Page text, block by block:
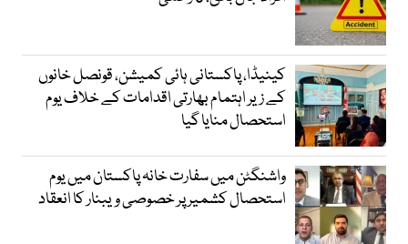
کینیڈا، پاکستانی ہائی کمیشن، قونصل خانوں
کے زیر اہتمام بھارتی اقدامات کے خلاف یوم
استحصال منایا گیا
واشنگٹن میں سفارت خانہ پاکستان میں یوم
استحصال کشمیر پر خصوصی ویبنار کا انعقاد